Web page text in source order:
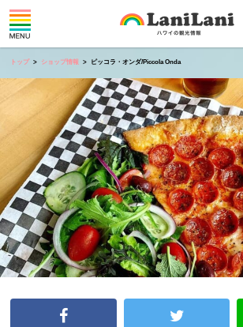
トップ ショップ情報 ピッコラ・オンダ/Piccola Onda